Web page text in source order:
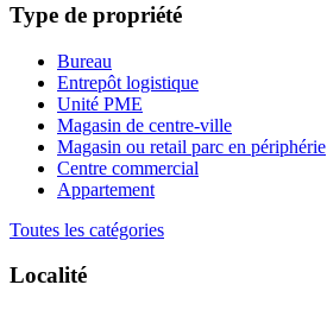
Type de propriété
Bureau
Entrepôt logistique
Unité PME
Magasin de centre-ville
Magasin ou retail parc en périphérie
Centre commercial
Appartement
Toutes les catégories
Localité